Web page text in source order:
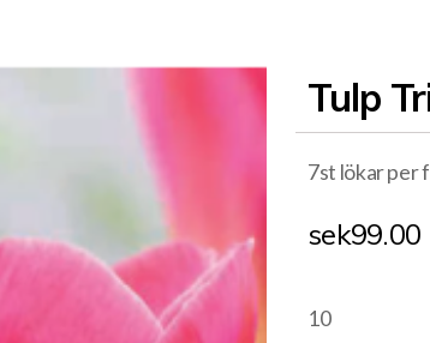
Tulp
7st lökar per
sek99.00
10